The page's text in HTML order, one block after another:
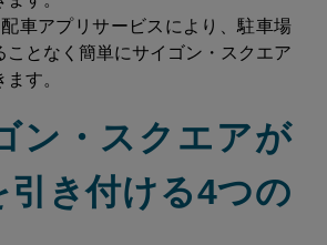
車アプリサービスにより、駐車場
ことなく簡単にサイゴン・スクエア
す。
ン・スクエアが
引き付ける4つの